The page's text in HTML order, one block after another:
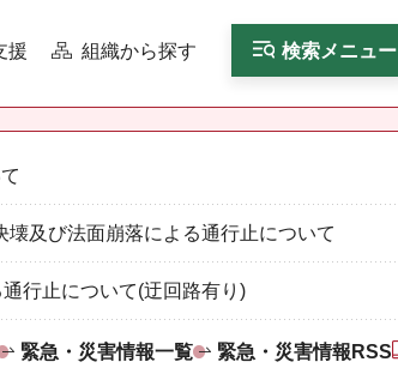
援 組織から探す 検索メニュー
及び法面崩落による通行止について
行止について(迂回路有り)
緊急・災害情報一覧 緊急・災害情報RSS